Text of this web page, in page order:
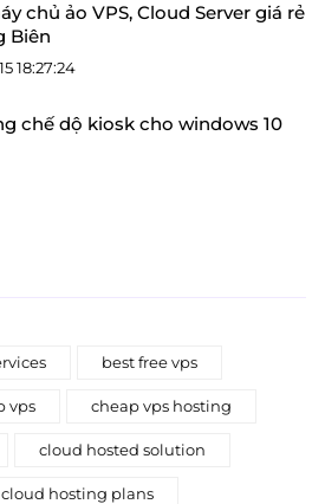
chủ ảo VPS, Cloud Server giá rẻ
Biên
18:27:24
chế dộ kiosk cho windows 10
best free vps
vps cheap vps hosting
cloud hosted solution
cloud hosting plans